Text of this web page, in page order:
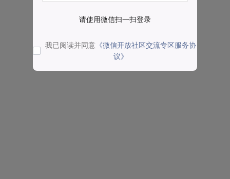
请使用微信扫一扫登录
我已阅读并同意 《微信开放社区交流专区服务协
议》